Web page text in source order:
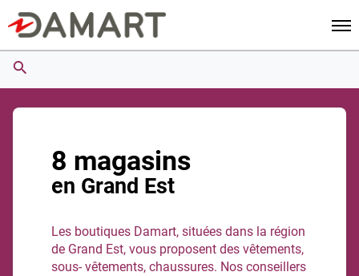
8 magasins
en Grand Est
Les boutiques Damart, situées dans la région
de Grand Est, vous proposent des vêtements,
sous- vêtements, chaussures. Nos conseillers